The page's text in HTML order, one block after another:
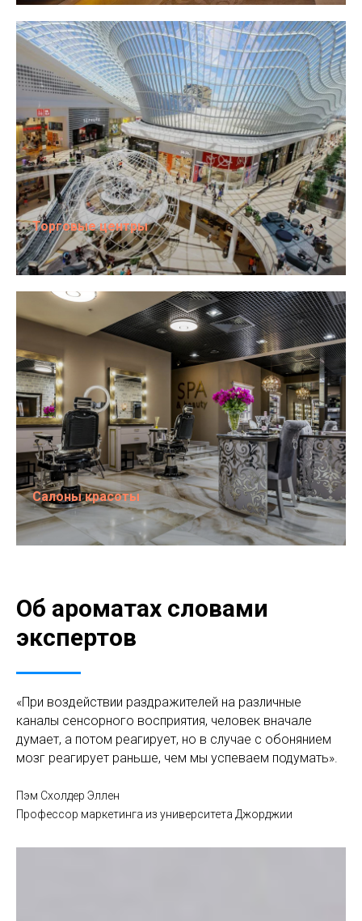
Торговые центры
Салоны красоты
Об ароматах словами
экспертов
«При воздействии раздражителей на различные
каналы сенсорного восприятия, человек вначале
думает, а потом реагирует, но в случае с обонянием
мозг реагирует раньше, чем мы успеваем подумать».
Пэм Схолдер Эллен
Профессор маркетинга из университета Джорджии